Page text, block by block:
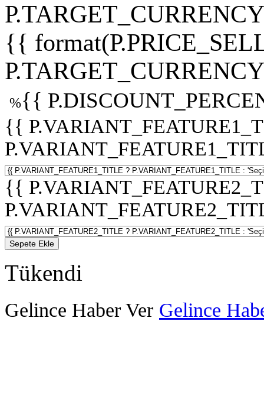
{{
%{{
{{
{{
Sepete Ekle
Tükendi
Gelince Haber Ver Gelince